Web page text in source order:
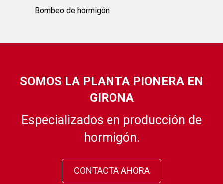
Bombeo de hormigón
SOMOS LA PLANTA PIONERA EN
GIRONA
Especializados en producción de
hormigón.
CONTACTA AHORA